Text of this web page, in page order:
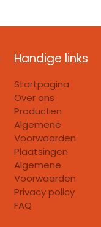
Handige links
Startpagina
Over ons
Producten
Algemene
Voorwaarden
Plaatsingen
Algemene
Voorwaarden
Privacy policy
FAQ